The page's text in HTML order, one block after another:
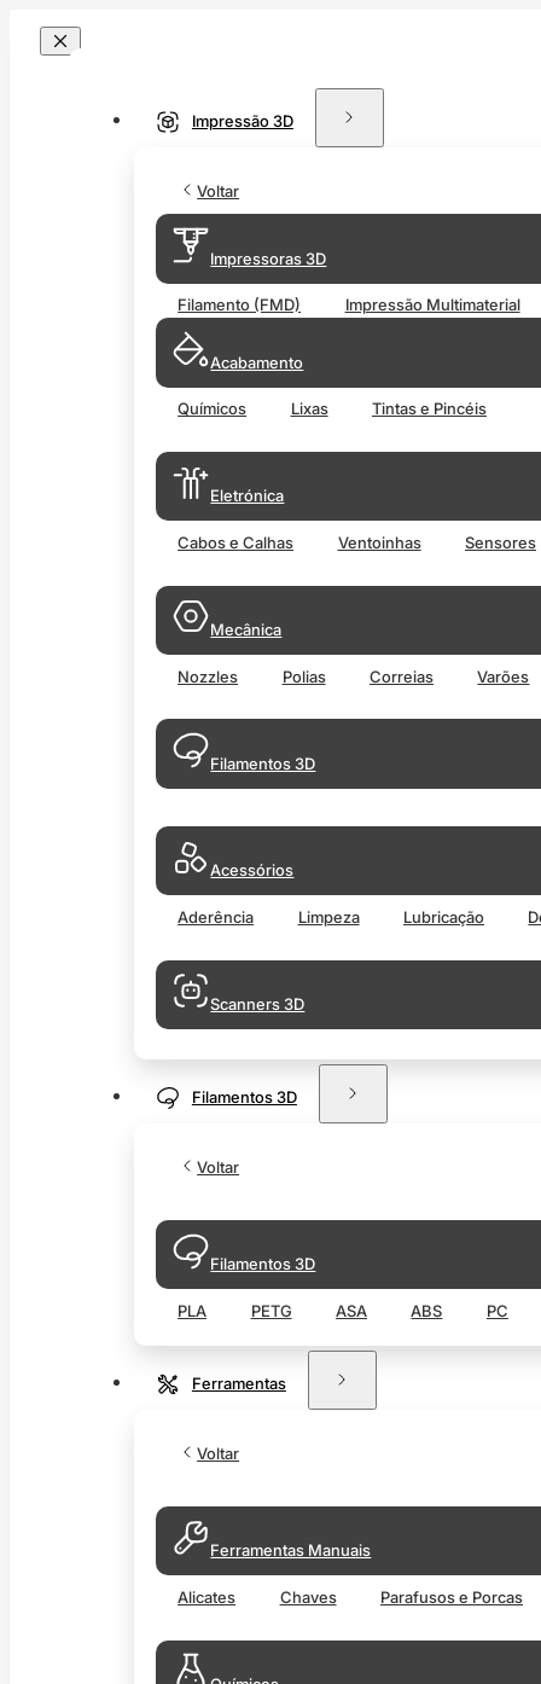
Impressão 3D
Voltar
Impressoras 3D
Filamento (FMD) Impressão Multimaterial
Acabamento
Químicos Lixas Tintas e Pincéis
Eletrónica
Cabos e Calhas Ventoinhas Sensores
Mecânica
Nozzles Polias Correias Varões
Filamentos 3D
Acessórios
Aderência Limpeza Lubricação
Scanners 3D
Filamentos 3D
Voltar
Filamentos 3D
PLA PETG ASA ABS PC
Ferramentas
Voltar
Ferramentas Manuais
Alicates Chaves Parafusos e Porcas